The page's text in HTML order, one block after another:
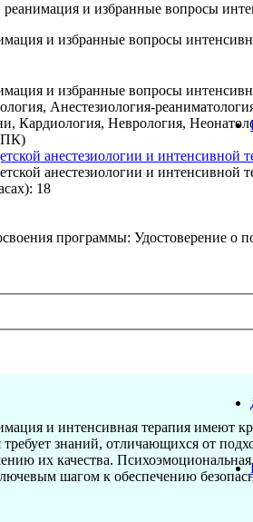
и избранные вопросы
и избранные вопросы
и избранные вопросы
Анестезиология-
Кардиология, Неврология,
анестезиологии и
анестезиологии и
18
программы: Удостоверение о
и интенсивная терапия имеют
знаний, отличающихся от
их качества.
шагом к обеспечению